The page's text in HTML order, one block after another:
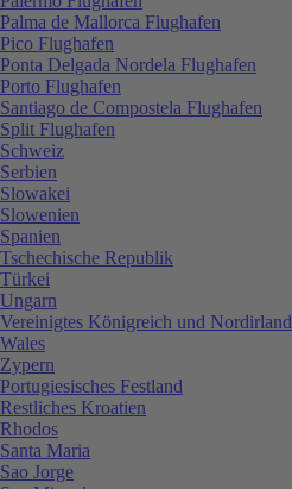
Palma de Mallorca Flughafen
Pico Flughafen
Ponta Delgada Nordela Flughafen
Porto Flughafen
Santiago de Compostela Flughafen
Split Flughafen
Schweiz
Serbien
Slowakei
Slowenien
Spanien
Tschechische Republik
Türkei
Ungarn
Vereinigtes Königreich und Nordirland
Wales
Zypern
Portugiesisches Festland
Restliches Kroatien
Rhodos
Santa Maria
Sao Jorge